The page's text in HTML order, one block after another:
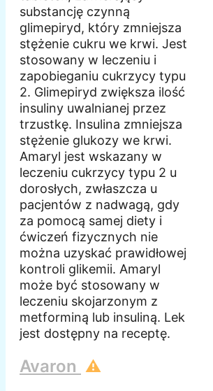
substancję czynną
glimepiryd, który zmniejsza
stężenie cukru we krwi. Jest
stosowany w leczeniu i
zapobieganiu cukrzycy typu
2. Glimepiryd zwiększa ilość
insuliny uwalnianej przez
trzustkę. Insulina zmniejsza
stężenie glukozy we krwi.
Amaryl jest wskazany w
leczeniu cukrzycy typu 2 u
dorosłych, zwłaszcza u
pacjentów z nadwagą, gdy
za pomocą samej diety i
ćwiczeń fizycznych nie
można uzyskać prawidłowej
kontroli glikemii. Amaryl
może być stosowany w
leczeniu skojarzonym z
metforminą lub insuliną. Lek
jest dostępny na receptę.
Avaron ⚠️